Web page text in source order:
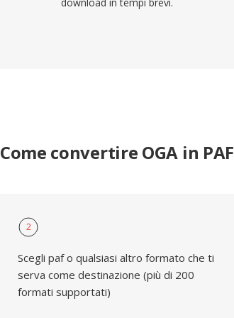
Come convertire OGA in PAF
2
Scegli paf o qualsiasi altro formato che ti
serva come destinazione (più di 200
formati supportati)